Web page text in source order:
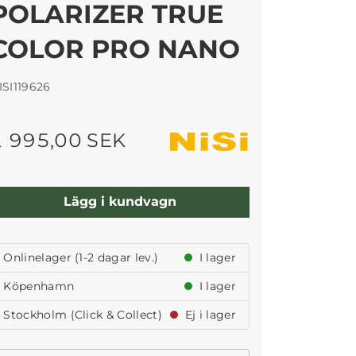
TRUE
PRO NANO
995,00 SEK
Lägg i kundvagn
Onlinelager (1-2 dagar lev.)
I lager
Köpenhamn
I lager
Stockholm (Click & Collect)
Ej i lager